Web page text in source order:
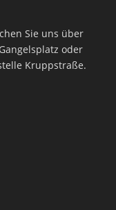
Sie uns über
oder
Kruppstraße.